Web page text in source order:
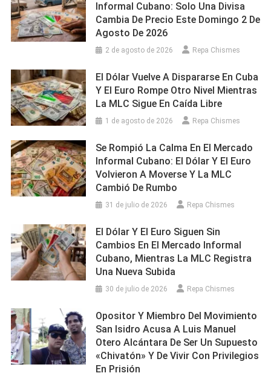
Informal Cubano: Solo Una Divisa
Cambia De Precio Este Domingo 2 De
Agosto De 2026
2 de agosto de 2026 Repa Chismes
El Dólar Vuelve A Dispararse En Cuba
Y El Euro Rompe Otro Nivel Mientras
La MLC Sigue En Caída Libre
1 de agosto de 2026 Repa Chismes
Se Rompió La Calma En El Mercado
Informal Cubano: El Dólar Y El Euro
Volvieron A Moverse Y La MLC
Cambió De Rumbo
31 de julio de 2026 Repa Chismes
El Dólar Y El Euro Siguen Sin
Cambios En El Mercado Informal
Cubano, Mientras La MLC Registra
Una Nueva Subida
30 de julio de 2026 Repa Chismes
Opositor Y Miembro Del Movimiento
San Isidro Acusa A Luis Manuel
Otero Alcántara De Ser Un Supuesto
«chivatón» Y De Vivir Con Privilegios
En Prisión